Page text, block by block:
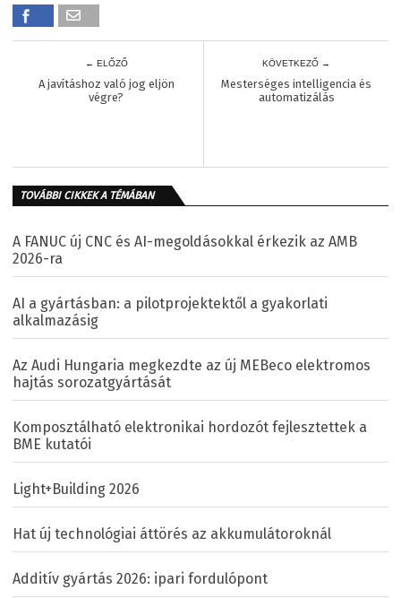
← ELŐZŐ
A javításhoz való jog eljön
végre?
KÖVETKEZŐ →
Mesterséges intelligencia és
automatizálás
TOVÁBBI CIKKEK A TÉMÁBAN
A FANUC új CNC és AI-megoldásokkal érkezik az AMB
2026-ra
AI a gyártásban: a pilotprojektektől a gyakorlati
alkalmazásig
Az Audi Hungaria megkezdte az új MEBeco elektromos
hajtás sorozatgyártását
Komposztálható elektronikai hordozót fejlesztettek a
BME kutatói
Light+Building 2026
Hat új technológiai áttörés az akkumulátoroknál
Additív gyártás 2026: ipari fordulópont